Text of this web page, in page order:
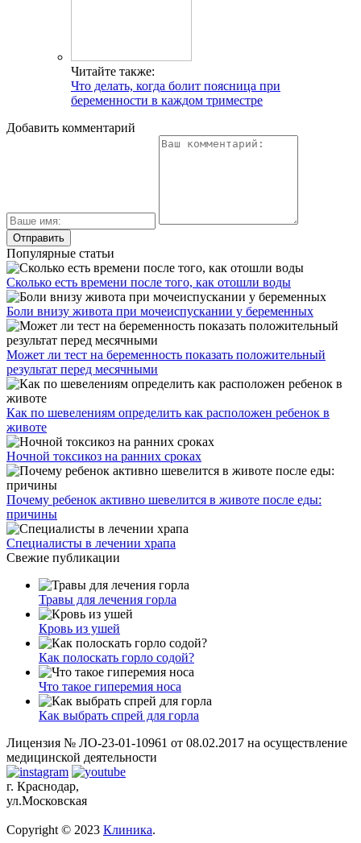
Читайте также:
Что делать, когда болит поясница при
беременности в каждом триместре
Добавить комментарий
Популярные статьи
Сколько есть времени после того, как отошли воды
Боли внизу живота при мочеиспускании у беременных
Может ли тест на беременность показать положительный
результат перед месячными
Как по шевелениям определить как расположен ребенок в
животе
Ночной токсикоз на ранних сроках
Почему ребенок активно шевелится в животе после еды:
причины
Специалисты в лечении храпа
Свежие публикации
Травы для лечения горла
Кровь из ушей
Как полоскать горло содой?
Что такое гиперемия носа
Как выбрать спрей для горла
Лицензия № ЛО-23-01-10961 от 08.02.2017 на осуществление
медицинской деятельности
г. Краснодар,
ул.Московская
Copyright © 2023 Клиника.